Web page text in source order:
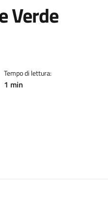
Verde
Tempo di lettura:
1 min